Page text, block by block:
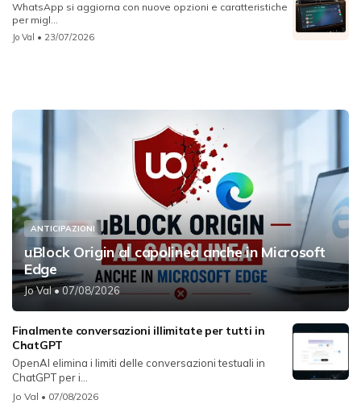
WhatsApp si aggiorna con nuove opzioni e caratteristiche
per migl...
Jo Val • 23/07/2026
ANTICIPAZIONI
uBlock Origin al capolinea anche in Microsoft
Edge
Jo Val• 07/08/2026
Finalmente conversazioni illimitate per tutti in
ChatGPT
OpenAI elimina i limiti delle conversazioni testuali in
ChatGPT per i...
Jo Val • 07/08/2026